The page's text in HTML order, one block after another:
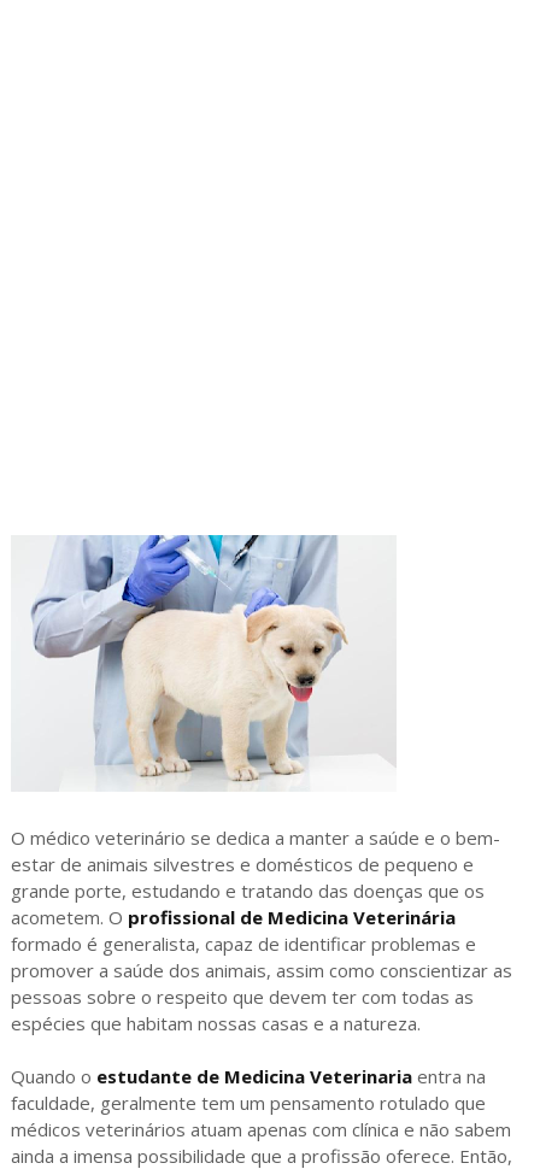
O médico veterinário se dedica a manter a saúde e o bem-
estar de animais silvestres e domésticos de pequeno e
grande porte, estudando e tratando das doenças que os
acometem. O profissional de Medicina Veterinária
formado é generalista, capaz de identificar problemas e
promover a saúde dos animais, assim como conscientizar as
pessoas sobre o respeito que devem ter com todas as
espécies que habitam nossas casas e a natureza.
Quando o estudante de Medicina Veterinariaentra na
faculdade, geralmente tem um pensamento rotulado que
médicos veterinários atuam apenas com clínica e não sabem
ainda a imensa possibilidade que a profissão oferece. Então,